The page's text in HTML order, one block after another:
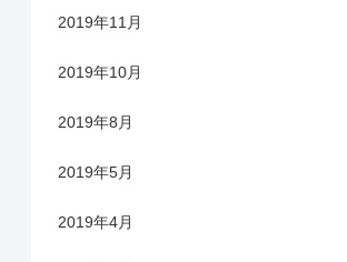
2019年11月
2019年10月
2019年8月
2019年5月
2019年4月